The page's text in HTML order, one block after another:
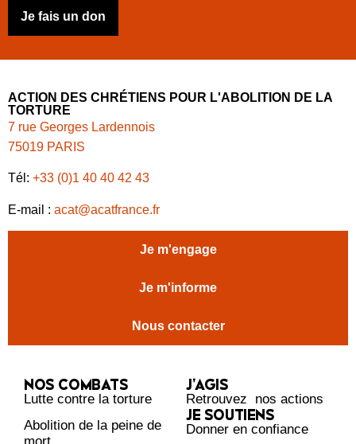
Je fais un don
ACTION DES CHRÉTIENS POUR L'ABOLITION DE LA
TORTURE
7 rue Georges Lardennois
75019 PARIS
Tél: +33 (0)1 40 40 42 43
E-mail : acat@acatfrance.fr
Je m'engage
Je m'informe
Nous contacter
NOS COMBATS
Lutte contre la torture
Abolition de la peine de
J’AGIS
Retrouvez nos actions
JE SOUTIENS
Donner en confiance